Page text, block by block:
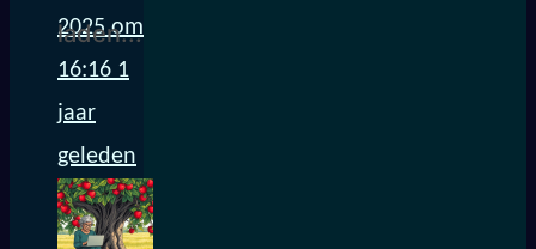
laden...
2025 om
16:16 1
jaar
geleden